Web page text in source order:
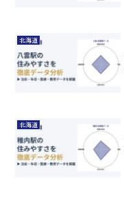
北海道
北海道